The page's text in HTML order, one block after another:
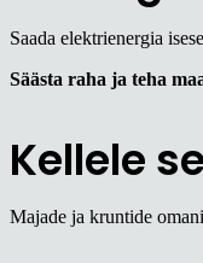
Saada elektrienergia
Säästa raha ja teha
Kellele
Majade ja kruntide